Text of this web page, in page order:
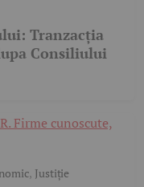
Tranzacția
Consiliului
, Justiție